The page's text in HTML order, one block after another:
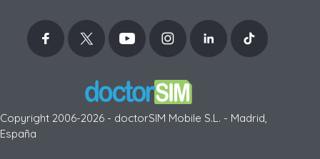
Copyright 2006-2026 - doctorSIM Mobile S.L. - Madrid,
España